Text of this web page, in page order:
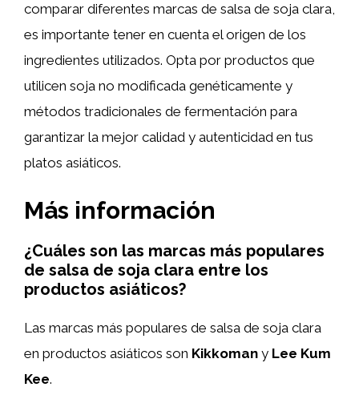
comparar diferentes marcas de salsa de soja clara,
es importante tener en cuenta el origen de los
ingredientes utilizados. Opta por productos que
utilicen soja no modificada genéticamente y
métodos tradicionales de fermentación para
garantizar la mejor calidad y autenticidad en tus
platos asiáticos.
Más información
¿Cuáles son las marcas más populares
de salsa de soja clara entre los
productos asiáticos?
Las marcas más populares de salsa de soja clara
en productos asiáticos son Kikkoman y Lee Kum
Kee.